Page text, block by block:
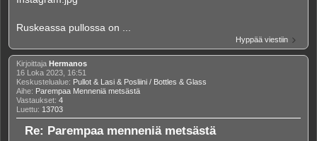
Ruskeassa pullossa on ...
Hyppää viestiin
Kirjoittaja Hermanos
16 Loka 2023, 16:51
Keskustelualue: Pullot & Lasi & Posliini / Bottles & Glass
Aihe: Parempaa Menneniä metsästä
Vastaukset: 4
Luettu: 13703
Re: Parempaa menneniä metsästä